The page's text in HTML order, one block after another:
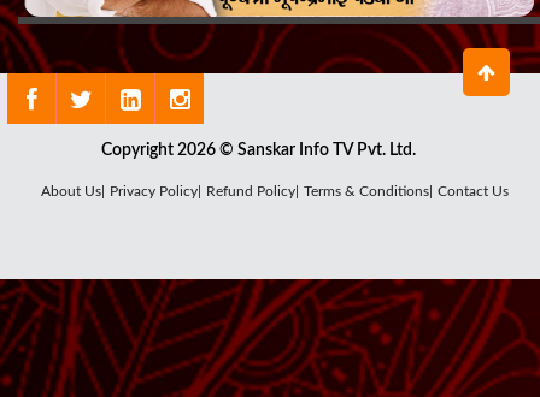
Copyright 2026 © Sanskar Info TV Pvt. Ltd.
About Us| Privacy Policy| Refund Policy| Terms & Conditions| Contact Us